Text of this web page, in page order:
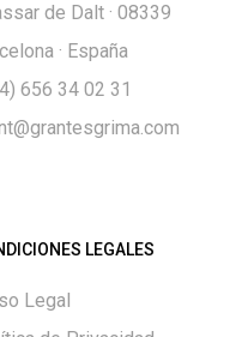
de Dalt · 08339
· España
656 34 02 31
LEGALES
Legal